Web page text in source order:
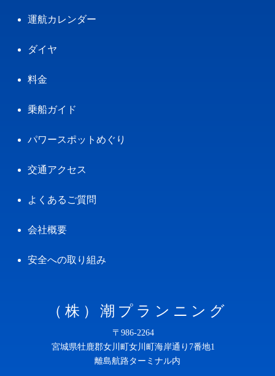
運航カレンダー
ダイヤ
料金
乗船ガイド
パワースポットめぐり
交通アクセス
よくあるご質問
会社概要
安全への取り組み
（株）潮プランニング
〒986-2264
宮城県牡鹿郡女川町女川町海岸通り7番地1
離島航路ターミナル内